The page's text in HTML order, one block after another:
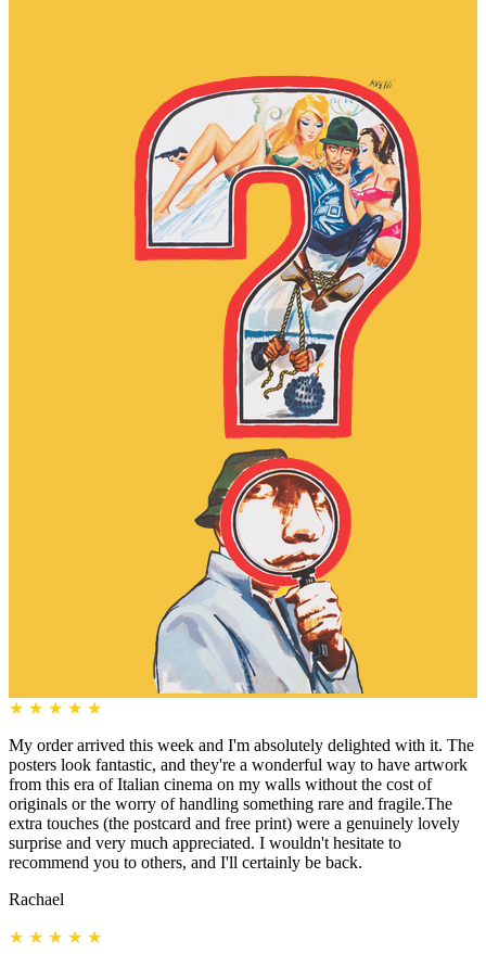
★ ★ ★ ★ ★
My order arrived this week and I'm absolutely delighted with it. The
posters look fantastic, and they're a wonderful way to have artwork
from this era of Italian cinema on my walls without the cost of
originals or the worry of handling something rare and fragile.The
extra touches (the postcard and free print) were a genuinely lovely
surprise and very much appreciated. I wouldn't hesitate to
recommend you to others, and I'll certainly be back.
Rachael
★ ★ ★ ★ ★